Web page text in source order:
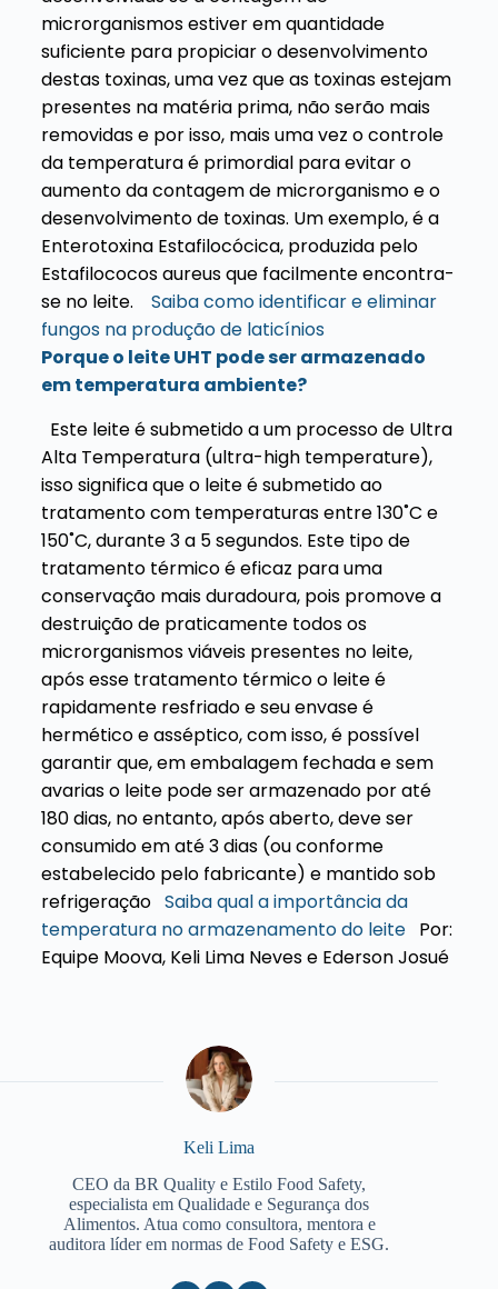
microrganismos estiver em quantidade
suficiente para propiciar o desenvolvimento
destas toxinas, uma vez que as toxinas estejam
presentes na matéria prima, não serão mais
removidas e por isso, mais uma vez o controle
da temperatura é primordial para evitar o
aumento da contagem de microrganismo e o
desenvolvimento de toxinas. Um exemplo, é a
Enterotoxina Estafilocócica, produzida pelo
Estafilococos aureus que facilmente encontra-
se no leite.
Saiba como identificar e eliminar
fungos na produção de laticínios
Porque o leite UHT pode ser armazenado
em temperatura ambiente?
Este leite é submetido a um processo de Ultra
Alta Temperatura (ultra-high temperature),
isso significa que o leite é submetido ao
tratamento com temperaturas entre 130˚C e
150˚C, durante 3 a 5 segundos. Este tipo de
tratamento térmico é eficaz para uma
conservação mais duradoura, pois promove a
destruição de praticamente todos os
microrganismos viáveis presentes no leite,
após esse tratamento térmico o leite é
rapidamente resfriado e seu envase é
hermético e asséptico, com isso, é possível
garantir que, em embalagem fechada e sem
avarias o leite pode ser armazenado por até
180 dias, no entanto, após aberto, deve ser
consumido em até 3 dias (ou conforme
estabelecido pelo fabricante) e mantido sob
refrigeração Saiba qual a importância da
temperatura no armazenamento do leite Por:
Equipe Moova, Keli Lima Neves e Ederson Josué
Keli Lima
CEO da BR Quality e Estilo Food Safety,
especialista em Qualidade e Segurança dos
Alimentos. Atua como consultora, mentora e
auditora líder em normas de Food Safety e ESG.